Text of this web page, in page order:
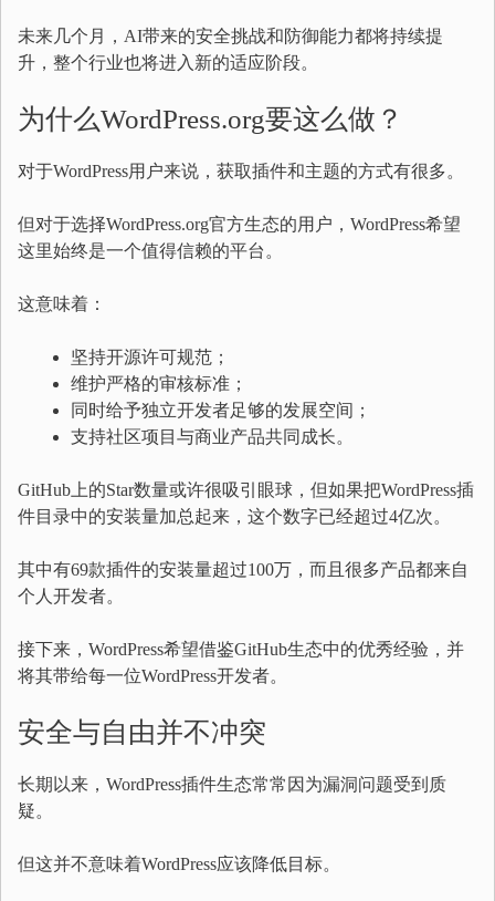
未来几个月，AI带来的安全挑战和防御能力都将持续提
升，整个行业也将进入新的适应阶段。
为什么WordPress.org要这么做？
对于WordPress用户来说，获取插件和主题的方式有很多。
但对于选择WordPress.org官方生态的用户，WordPress希望
这里始终是一个值得信赖的平台。
这意味着：
坚持开源许可规范；
维护严格的审核标准；
同时给予独立开发者足够的发展空间；
支持社区项目与商业产品共同成长。
GitHub上的Star数量或许很吸引眼球，但如果把WordPress插
件目录中的安装量加总起来，这个数字已经超过4亿次。
其中有69款插件的安装量超过100万，而且很多产品都来自
个人开发者。
接下来，WordPress希望借鉴GitHub生态中的优秀经验，并
将其带给每一位WordPress开发者。
安全与自由并不冲突
长期以来，WordPress插件生态常常因为漏洞问题受到质
疑。
但这并不意味着WordPress应该降低目标。